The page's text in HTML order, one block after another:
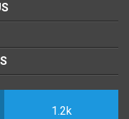
1.2k